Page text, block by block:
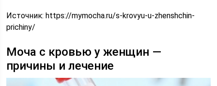
Источник:https://mymocha.ru/s-krovyu-u-zhenshchin-
prichiny/
Моча с кровью у женщин —
причины и лечение